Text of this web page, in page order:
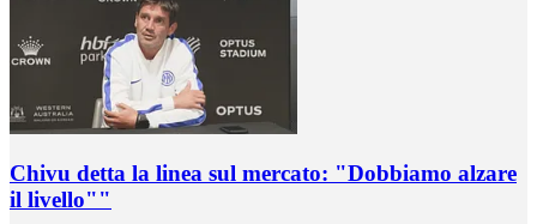
Chivu detta la linea sul mercato: "Dobbiamo alzare
il livello""